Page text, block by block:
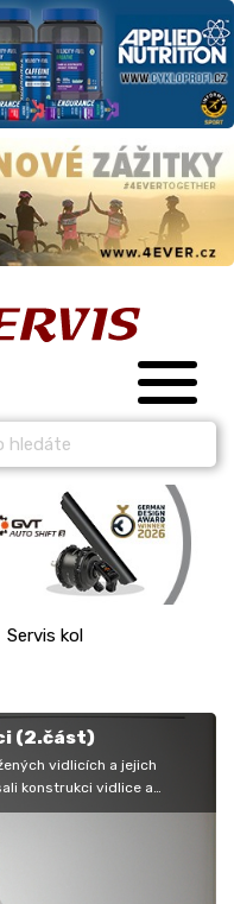
Servis kol
(2.část)
vidlicích a jejich
konstrukci vidlice a